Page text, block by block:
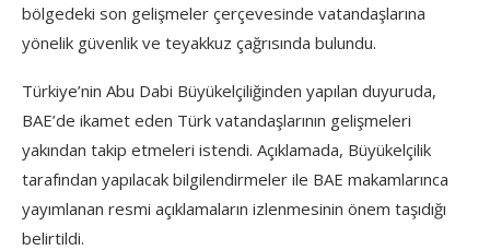
bölgedeki son gelişmeler çerçevesinde vatandaşlarına
yönelik güvenlik ve teyakkuz çağrısında bulundu.
Türkiye’nin Abu Dabi Büyükelçiliğinden yapılan duyuruda,
BAE’de ikamet eden Türk vatandaşlarının gelişmeleri
yakından takip etmeleri istendi. Açıklamada, Büyükelçilik
tarafından yapılacak bilgilendirmeler ile BAE makamlarınca
yayımlanan resmi açıklamaların izlenmesinin önem taşıdığı
belirtildi.